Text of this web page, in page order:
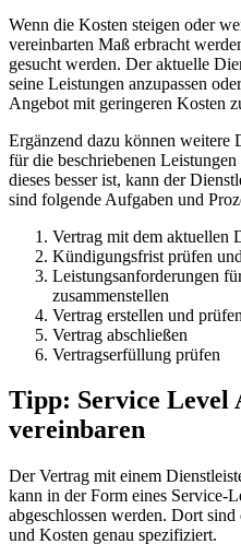
Wenn die Kosten steigen oder
vereinbarten Maß erbracht
gesucht werden. Der aktuelle
seine Leistungen anzupassen
Angebot mit geringeren Kosten
Ergänzend dazu können weitere
für die beschriebenen
dieses besser ist, kann der
sind folgende Aufgaben und
Vertrag mit dem aktuellen
Kündigungsfrist prüfen
Leistungsanforderungen
zusammenstellen
Vertrag erstellen und prüfen
Vertrag abschließen
Vertragserfüllung prüfen
Tipp: Service Level
vereinbaren
Der Vertrag mit einem
kann in der Form eines Service-
abgeschlossen werden. Dort
und Kosten genau spezifiziert.